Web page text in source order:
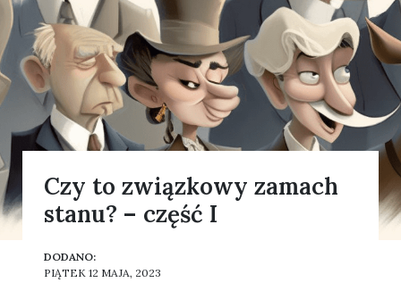
Czy to związkowy zamach
stanu? – część I
DODANO:
PIĄTEK 12 MAJA, 2023